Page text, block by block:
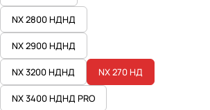
NX 2800 НДНД
NX 2900 НДНД
NX 3200 НДНД NX 270 НД
NX 3400 НДНД PRO